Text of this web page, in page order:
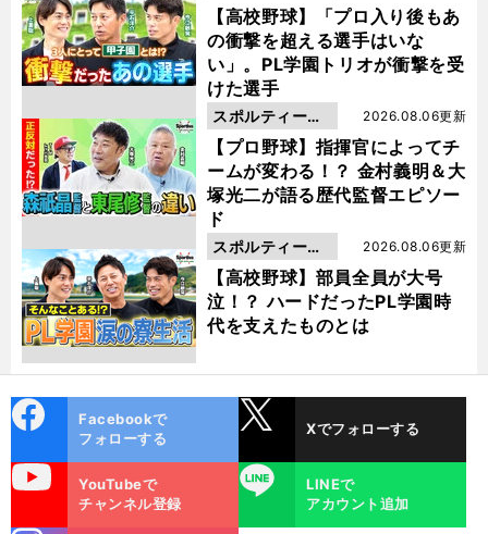
【高校野球】「プロ入り後もあ
の衝撃を超える選手はいな
い」。PL学園トリオが衝撃を受
けた選手
動画
【プロ野球】指揮官によってチ
ームが変わる！？ 金村義明＆大
塚光二が語る歴代監督エピソー
ド
2026.08.06更新
スポルティーバ
動画
【高校野球】部員全員が大号
泣！？ ハードだったPL学園時
代を支えたものとは
2026.08.06更新
スポルティーバ
動画
ok
Facebookで
フォローする
Xでフォローする
YouTubeで
チャンネル登録
LINE
LINEで
アカウント追加